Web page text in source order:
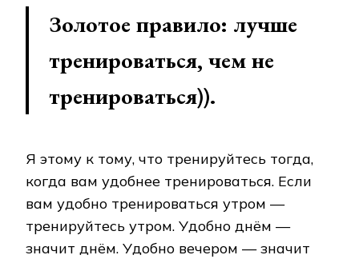
Золотое правило: лучше
тренироваться, чем не
тренироваться)).
Я этому к тому, что тренируйтесь тогда,
когда вам удобнее тренироваться. Если
вам удобно тренироваться утром —
тренируйтесь утром. Удобно днём —
значит днём. Удобно вечером — значит